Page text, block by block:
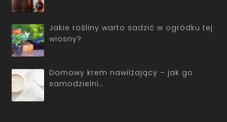
Jakie rośliny warto sadzić w ogródku tej
wiosny?
Domowy krem nawilżający – jak go
samodzielni…